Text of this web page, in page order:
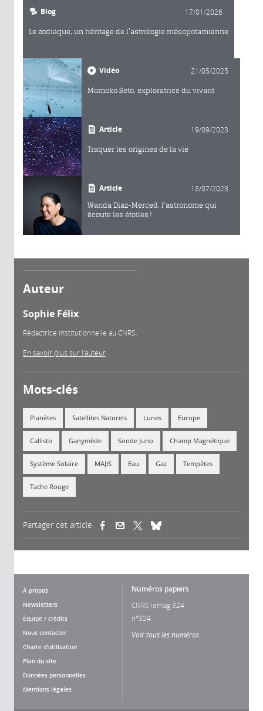
Blog 17/01/2026
Le zodiaque, un héritage de l’astrologie mésopotamienne
Vidéo 21/05/2025
Momoko Seto, exploratrice du vivant
Article 19/09/2023
Traquer les origines de la vie
Article 18/07/2023
Wanda Diaz-Merced, l’astronome qui
écoute les étoiles !
Auteur
Sophie Félix
Rédactrice institutionnelle au CNRS.
En savoir plus sur l'auteur
Mots-clés
Planètes Satellites Naturels Lunes Europe
Callisto Ganymède Sonde Juno Champ Magnétique
Système Solaire MAJIS Eau Gaz Tempêtes
Tache Rouge
Partager cet article (link is external)(link is external)
À propos
Newsletters
Équipe / crédits
Nous contacter
Charte d'utilisation
Plan du site
Données personnelles
Mentions légales
Numéros papiers
CNRS lemag 324
n°324
Voir tous les numéros